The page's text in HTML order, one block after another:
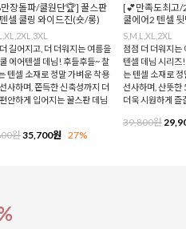
장돌파/쿨원단🏆] 꿀스판
셀 쿨링 와이드진(숏/롱)
길어지고, 더 더워지는 여름을
에어텐셀 데님! 후들후들~ 찰
텐셀 소재로 정말 가벼운 착용
사하며, 쫀득한 신축성까지 더
안하게 입어지는 꿀스판 데님
원35,700원 27%
[💕만족도최고/
쿨에어2 텐셀
S,M,L,XL,2XL
점점 더 더워지는
텐셀 데님 시리즈
는 텐셀 소재로
선사하며, 산뜻한
더욱 시원하게
39,800원